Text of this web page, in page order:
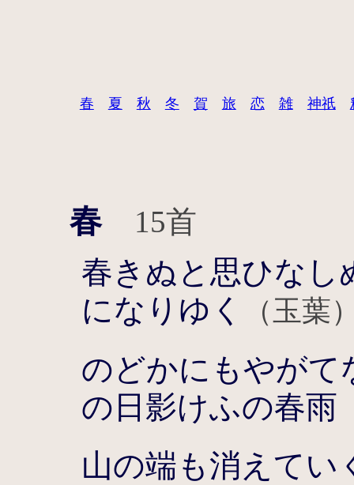
春 夏 秋 冬 賀 旅 恋 雑 神祇
春 15首
春きぬと思ひなし
になりゆく
（玉葉
のどかにもやがて
の日影けふの春雨
山の端も消えてい